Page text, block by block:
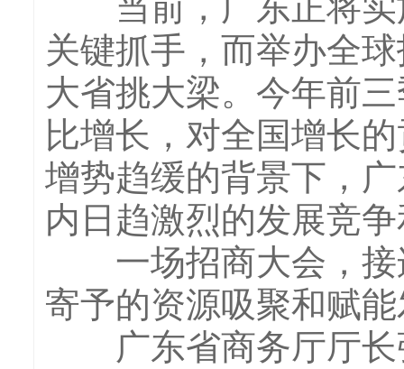
关键抓手，而举办全
大省挑大梁。今年前
比增长，对全国增长
增势趋缓的背景下，
内日趋激烈的发展竞
一场招商大会，接
寄予的资源吸聚和赋
广东省商务厅厅长